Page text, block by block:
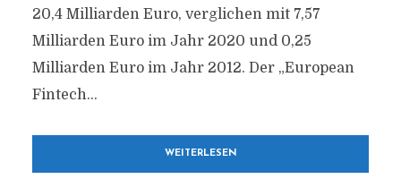
20,4 Milliarden Euro, verglichen mit 7,57
Milliarden Euro im Jahr 2020 und 0,25
Milliarden Euro im Jahr 2012. Der „European
Fintech...
WEITERLESEN